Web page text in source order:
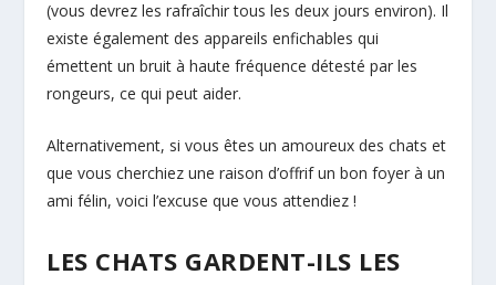
(vous devrez les rafraîchir tous les deux jours environ). Il
existe également des appareils enfichables qui
émettent un bruit à haute fréquence détesté par les
rongeurs, ce qui peut aider.
Alternativement, si vous êtes un amoureux des chats et
que vous cherchiez une raison d’offrif un bon foyer à un
ami félin, voici l’excuse que vous attendiez !
LES CHATS GARDENT-ILS LES